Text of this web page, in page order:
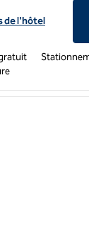
de l'hôtel Home2
de l'hôtel